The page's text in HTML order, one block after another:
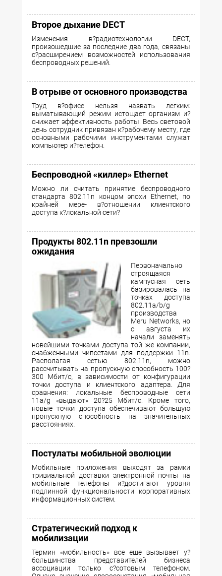
Второе дыхание DECT
Изменения в?радиотехнологии DECT,
произошедшие за последние два года, связаны
с?расширением возможностей использования
беспроводных решений.
В отрыве от основного производства
Труд в?офисе нельзя назвать легким:
выматывающий режим истощает организм и?
снижает эффективность работы. Весь световой
день сотрудник привязан к?рабочему месту, где
основными рабочими инструментами служат
компьютер и?телефон.
Беспроводной «киллер» Ethernet
Можно ли считать принятие беспроводного
стандарта 802.11n концом эпохи Ethernet, по
крайней мере- в?отношении клиентского
доступа к?локальной сети?
Продукты 802.11n превзошли
ожидания
Первоначально
строящаяся
кампусная сеть
базировалась на
точках доступа
802.11a/b/g
производства
Meru Networks, но
с августа их
начали заменять
новейшими точками доступа той же компании,
снабженными чипсетами для поддержки 11n.
Располагая сетью 802.11n, можно
рассчитывать на пропускную способность 100?
300 Мбит/с, в зависимости от конфигурации
точки доступа и клиентского адаптера. Для
сравнения: локальные беспроводные сети
11а/g «выдают» 20?25 Мбит/с. Кроме того,
новые точки доступа обеспечивают большую
пропускную способность на значительных
расстояниях.
Постулаты мобильной эволюции
Мобильные приложения выходят за рамки
тривиальной доставки электронной почты на
мобильные телефоны и?достигают уровня
подлинной функциональности корпоративных
информационных систем.
Стратегический подход к
мобилизации
Термин «мобильность» все еще вызывает у?
большинства представителей бизнеса
ассоциации только с?сотовым телефоном.